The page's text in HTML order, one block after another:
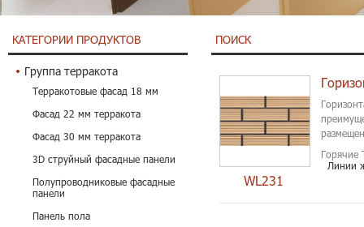
КАТЕГОРИИ ПРОДУКТОВ
Группа терракота
Терракотовые фасад 18 мм
Фасад 22 мм терракота
Фасад 30 мм терракота
3D струйный фасадные панели
Полупроводниковые фасадные
панели
Панель пола
ПОИСК
WL231
Горячие
Линии